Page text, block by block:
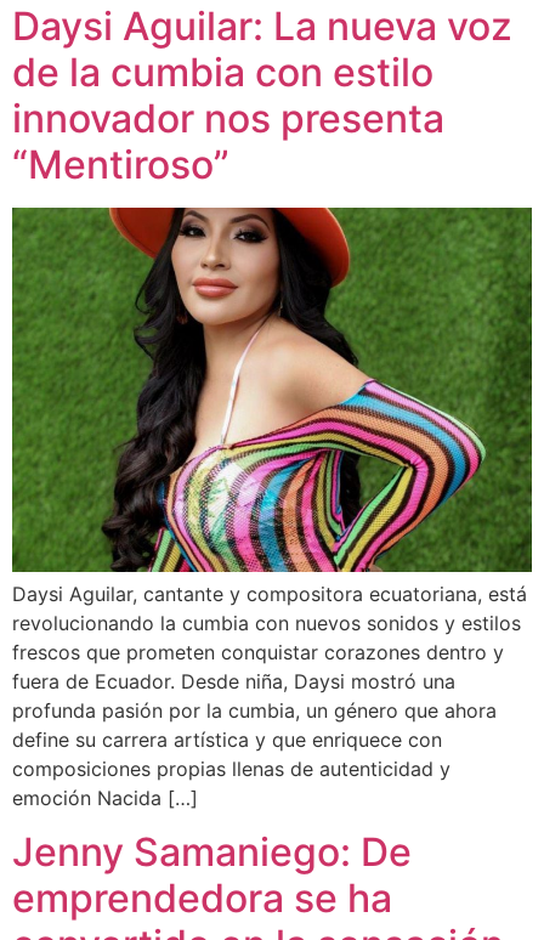
Daysi Aguilar: La nueva voz
de la cumbia con estilo
innovador nos presenta
“Mentiroso”
Daysi Aguilar, cantante y compositora ecuatoriana, está
revolucionando la cumbia con nuevos sonidos y estilos
frescos que prometen conquistar corazones dentro y
fuera de Ecuador. Desde niña, Daysi mostró una
profunda pasión por la cumbia, un género que ahora
define su carrera artística y que enriquece con
composiciones propias llenas de autenticidad y
emoción Nacida […]
Jenny Samaniego: De
emprendedora se ha